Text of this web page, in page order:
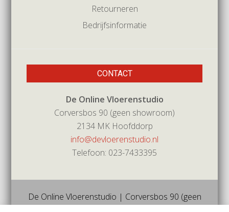
Retourneren
Bedrijfsinformatie
CONTACT
De Online Vloerenstudio
Corversbos 90 (geen showroom)
2134 MK Hoofddorp
info@devloerenstudio.nl
Telefoon: 023-7433395
De Online Vloerenstudio | Corversbos 90 (geen